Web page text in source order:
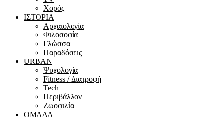
Χορός
ΙΣΤΟΡΙΑ
Αρχαιολογία
Φιλοσοφία
Γλώσσα
Παραδόσεις
URBAN
Ψυχολογία
Fitness / Διατροφή
Tech
Περιβάλλον
Ζωοφιλία
ΟΜΑΔΑ